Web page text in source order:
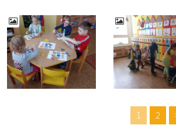
1 2